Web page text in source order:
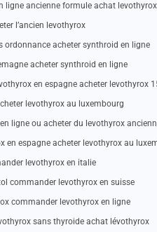
ligne ancienne formule achat
l’ancien levothyrox
ordonnance acheter synthroid en ligne
acheter synthroid en ligne
en espagne acheter levothyrox
levothyrox au luxembourg
ligne ou acheter du levothyrox
en espagne acheter levothyrox au
levothyrox en italie
commander levothyrox en suisse
commander levothyrox en ligne
sans thyroide achat lévothyrox